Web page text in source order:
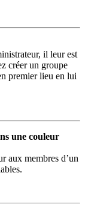
il leur est
créer un groupe
premier lieu en lui
une couleur
aux membres d’un